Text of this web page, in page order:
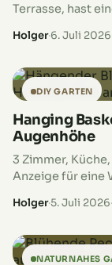
Terrasse, hast
Und dann, wie…
Holger·6. Juli 2026
DIY GARTEN
Hanging
Augenhöhe
3 Zimmer,
Anzeige für eine
Balkon…
Holger·5. Juli 2026·
NATURNAHES